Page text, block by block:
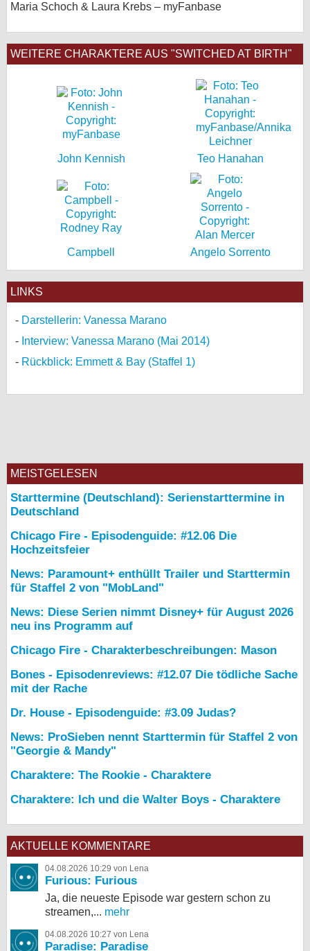
Maria Schoch & Laura Krebs – myFanbase
WEITERE CHARAKTERE AUS "SWITCHED AT BIRTH"
John Kennish Teo Hanahan
Campbell Angelo Sorrento
LINKS
Darstellerin: Vanessa Marano
Interview: Vanessa Marano (Mai 2014)
Rückblick: Emmett & Bay (Staffel 1)
MEISTGELESEN
Starttermine (Deutschland): Serienstarttermine in
Deutschland
Chicago Fire - Episodenguide: #12.06 Die
Hochzeitsfeier
News: Paramount+ enthüllt Trailer und Starttermin
für Staffel 2 von "MobLand"
News: Diese Serien nimmt Disney+ für August 2026
neu ins Programm auf
Chicago Fire - Charakterbeschreibungen: Mason
Bones - Episodenreviews: #12.07 Die tödliche Sache
mit der Rache
Dr. House - Episodenguide: #3.09 Judas?
News: ProSieben nennt Starttermin für Staffel 2 von
"Georgie & Mandy"
Charaktere: The Rookie - Charaktere
Charaktere: Ich und die Walter Boys - Charaktere
AKTUELLE KOMMENTARE
04.08.2026 10:29 von Lena
Furious: Furious
Ja, die neueste Episode war gestern schon zu
streamen,... mehr
04.08.2026 10:27 von Lena
Paradise: Paradise